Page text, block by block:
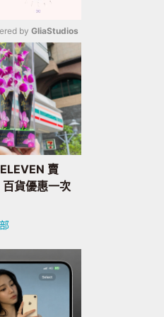
Mute
by GliaStudios
賣
貨優惠一次